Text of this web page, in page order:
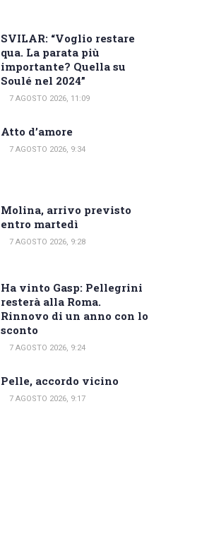
SVILAR: “Voglio restare
qua. La parata più
importante? Quella su
Soulé nel 2024”
7 AGOSTO 2026, 11:09
Atto d’amore
7 AGOSTO 2026, 9:34
Molina, arrivo previsto
entro martedì
7 AGOSTO 2026, 9:28
Ha vinto Gasp: Pellegrini
resterà alla Roma.
Rinnovo di un anno con lo
sconto
7 AGOSTO 2026, 9:24
Pelle, accordo vicino
7 AGOSTO 2026, 9:17